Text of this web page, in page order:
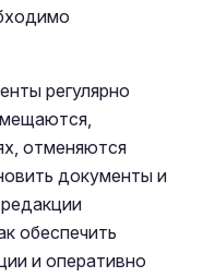
регулярно
отменяются
документы и
обеспечить
и оперативно